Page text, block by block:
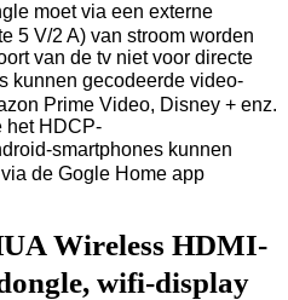
moet via een externe
5 V/2 A) van stroom worden
van de tv niet voor directe
kunnen gecodeerde video-
Prime Video, Disney + enz.
het HDCP-
smartphones kunnen
de Gogle Home app
Wireless HDMI-
wifi-display